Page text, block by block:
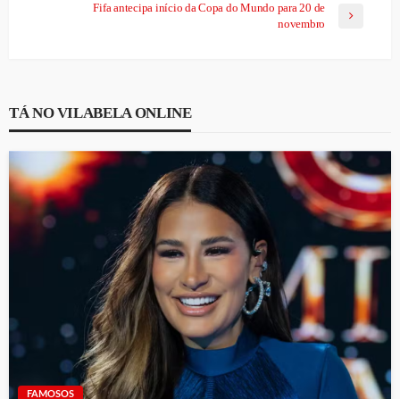
Fifa antecipa início da Copa do Mundo para 20 de
novembro
TÁ NO VILABELA ONLINE
FAMOSOS